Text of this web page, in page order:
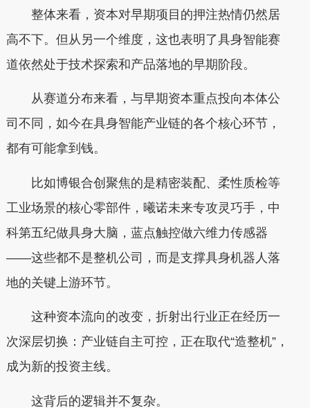
整体来看，资本对早期项目的押注热情仍然居
高不下。但从另一个维度，这也表明了具身智能赛
道依然处于技术探索和产品落地的早期阶段。
从赛道分布来看，与早期资本重点投向本体公
司不同，如今在具身智能产业链的各个核心环节，
都有可能拿到钱。
比如博银合创聚焦的是精密装配、柔性质检等
工业场景的核心零部件，曦诺未来专攻灵巧手，中
科第五纪做具身大脑，蓝点触控做六维力传感器
——这些都不是整机公司，而是支撑具身机器人落
地的关键上游环节。
这种资本流向的改变，折射出行业正在经历一
次深层切换：产业链自主可控，正在取代“造整机”，
成为新的投资主线。
这背后的逻辑并不复杂。